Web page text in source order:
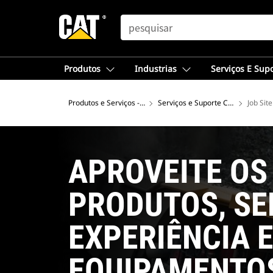
SEARCH
Produtos Industrias Serviços E
Produtos e Serviços - América do SulServiços e Suporte Cat® Job
APROVEITE
PRODUTOS,
EXPERIÊNCIA